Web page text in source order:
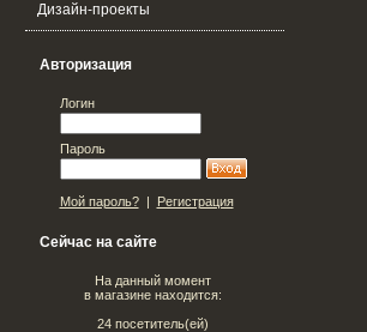
Дизайн-проекты
Авторизация
Логин
Пароль
Мой пароль?| Регистрация
Сейчас на сайте
На данный момент
в магазине находится:
24 посетитель(ей)